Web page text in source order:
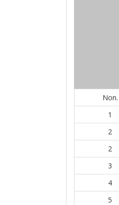
Non.
1
2
2
3
4
5